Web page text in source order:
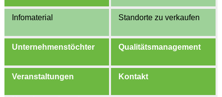
Infomaterial Standorte zu verkaufen
Unternehmenstöchter Qualitätsmanagement
Veranstaltungen Kontakt